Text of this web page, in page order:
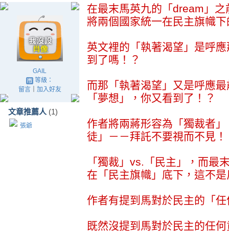
GAIL
等級：
留言｜ 加入好友
文章推薦人 (1)
張爺
在最末馬英九的「dream」
將兩個國家統一在民主旗幟
英文裡的「執著渴望」是呼
到了嗎！？
而那「執著渴望」又是呼應
「夢想」，你又看到了！？
作者將兩蔣形容為「獨裁者
徒」－－拜託不要視而不見！
「獨裁」vs.「民主」，而最
在「民主旗幟」底下，這不
作者有提到馬對於民主的「
既然沒提到馬對於民主的任